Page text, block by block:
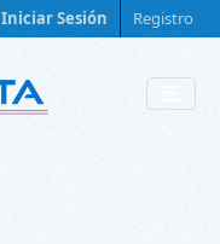
Iniciar Sesión Registro